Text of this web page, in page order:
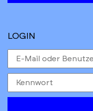
LOGIN